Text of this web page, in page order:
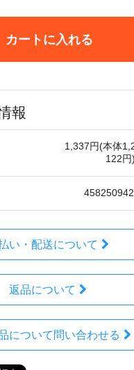
カートに入れる
報
1,337円(本体
122円)
い・配送について
返品について
について問い合わせる